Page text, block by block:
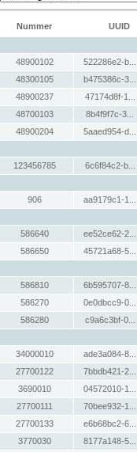
Nummer UUID
48900102 522286e2-b...
48300105 b475386c-3...
48900237 47174d8f-1...
48700103 8b4f9f7c-3...
48900204 5aaed954-d...
123456785 6c6f84c2-b...
906 aa9179c1-1...
586640 ee52ce62-2...
586650 45721a68-5...
586810 6b595707-8...
586270 0e0dbcc9-0...
586280 c9a6c3bf-0...
34000010 ade3a084-8...
27700122 7bbdb421-2...
3690010 04572010-1...
27700111 70bee932-1...
27700133 e6b68bc2-6...
3770030 8177a148-5...